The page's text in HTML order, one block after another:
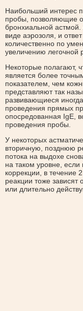
Наибольший интерес
пробы, позволяющие
бронхиальной астмой.
виде аэрозоля, и
количественно по
увеличению легочной
Некоторые полагают,
является более
показателем, чем
представляют так
развивающиеся
проведения прямых
опосредованная IgE,
проведения пробы.
У некоторых
вторичную, позднюю
потока на выдохе
на таком уровне,
коррекции, в течение
реакции тоже
или длительно